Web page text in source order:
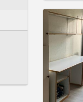
Rent: 330 €
Charges:
Duration: